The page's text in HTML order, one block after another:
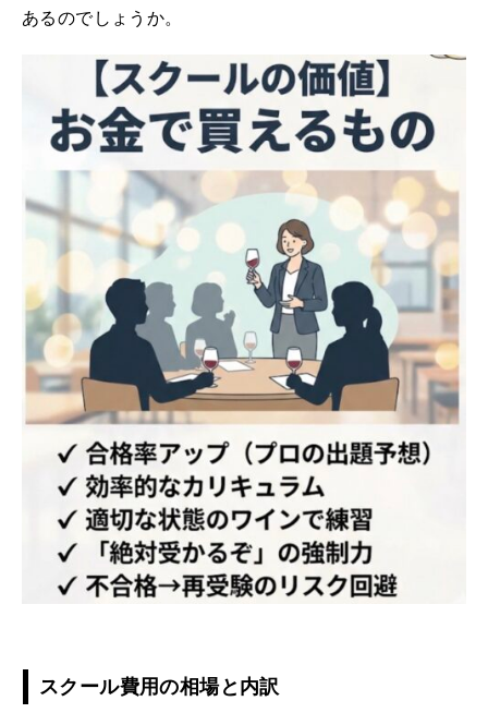
あるのでしょうか。
スクール費用の相場と内訳